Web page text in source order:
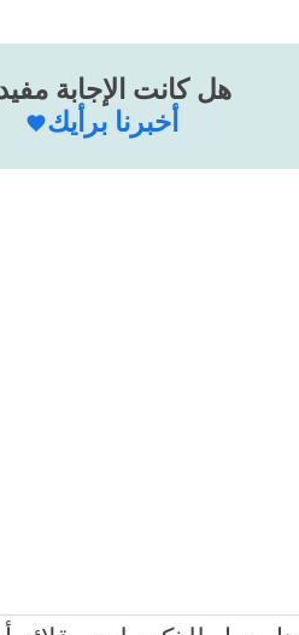
هل كانت الإجابة
أخبرنا برأيك